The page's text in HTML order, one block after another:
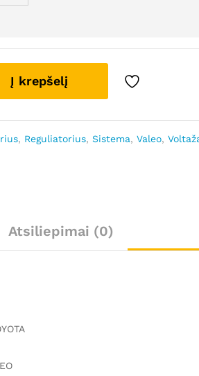
Į krepšelį
, Reguliatorius,Sistema,Valeo,
Atsiliepimai (0)